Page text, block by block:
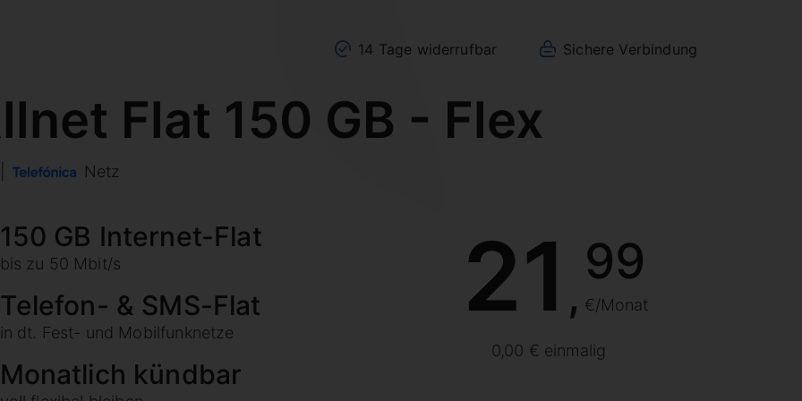
14 Tage widerrufbar Sichere Verbindung
Flat 150 GB - Flex
Netz
150 GB Internet-Flat
bis zu 50 Mbit/s
Telefon- & SMS-Flat
in dt. Fest- und Mobilfunknetze
Monatlich kündbar
21 ,
99
€/Monat
0,00 € einmalig